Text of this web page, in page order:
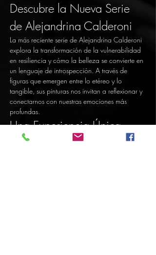
Descubre la Nueva Serie
de Alejandrina Calderoni
La más reciente serie de Alejandrina Calderoni
explora la transformación de la vulnerabilidad
en resiliencia y cómo la belleza se convierte en
un lenguaje de introspección. A través de
figuras que emergen entre lo etéreo y lo
tangible, sus pinturas nos invitan a reflexionar y
conectarnos con nuestras emociones más
profundas.
Una Experiencia Única
Te esperamos para vivir esta experiencia única